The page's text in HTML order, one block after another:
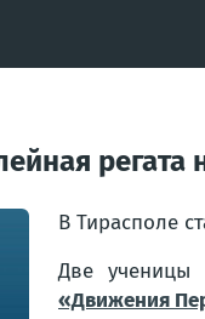
В Тирасполе
Две ученицы
«Движения